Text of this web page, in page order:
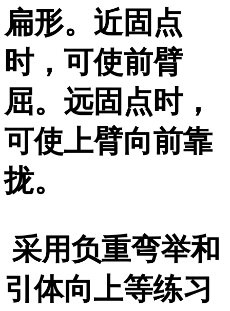
扁形。近固点
时，可使前臂
屈。远固点时，
可使上臂向前靠
拢。
采用负重弯举和
引体向上等练习